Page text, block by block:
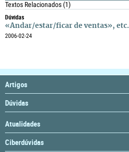
Textos Relacionados(1)
Dúvidas
«Andar/estar/ficar de ventas», etc.
2006-02-24
Artigos
Dúvidas
Atualidades
Ciberdúvidas